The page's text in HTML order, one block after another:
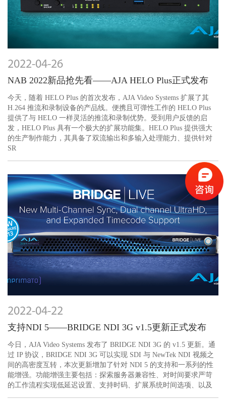
2022-04-26
NAB 2022新品抢先看——AJA HELO Plus正式发布
今天，随着 HELO Plus 的首次发布，AJA Video Systems 扩展了其
H.264 推流和录制设备的产品线。便携且可弹性工作的 HELO Plus
提供了与 HELO 一样灵活的推流和录制优势。受到用户反馈的启
发，HELO Plus 具有一个极大的扩展功能集。HELO Plus 提供强大
的生产制作能力，其具备了双流输出和多输入处理能力、提供针对
SR
2022-04-22
支持NDI 5——BRIDGE NDI 3G v1.5更新正式发布
今日，AJA Video Systems 发布了 BRIDGE NDI 3G 的 v1.5 更新。通
过 IP 协议，BRIDGE NDI 3G 可以实现 SDI 与 NewTek NDI 视频之
间的高密度互转，本次更新增加了针对 NDI 5 的支持和一系列的性
能增强。功能增强主要包括：探索服务器兼容性、对时间要求严苛
的工作流程实现低延迟设置、支持时码、扩展系统时间选项、以及